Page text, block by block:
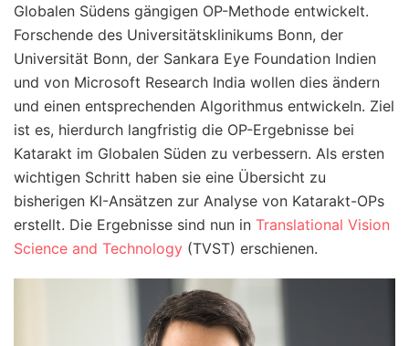
Globalen Südens gängigen OP-Methode entwickelt.
Forschende des Universitätsklinikums Bonn, der
Universität Bonn, der Sankara Eye Foundation Indien
und von Microsoft Research India wollen dies ändern
und einen entsprechenden Algorithmus entwickeln. Ziel
ist es, hierdurch langfristig die OP-Ergebnisse bei
Katarakt im Globalen Süden zu verbessern. Als ersten
wichtigen Schritt haben sie eine Übersicht zu
bisherigen KI-Ansätzen zur Analyse von Katarakt-OPs
erstellt. Die Ergebnisse sind nun in Translational Vision
Science and Technology (TVST) erschienen.